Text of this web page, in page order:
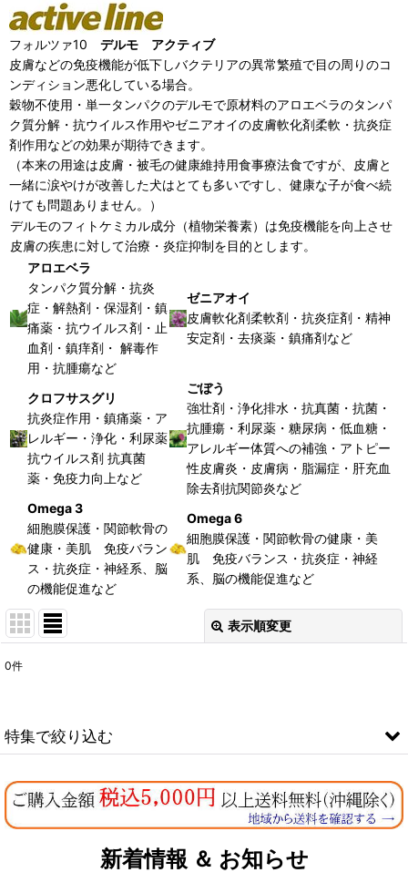
フォルツァ10 デルモ アクティブ
皮膚などの免疫機能が低下しバクテリアの異常繁殖で目の周りのコ
ンディション悪化している場合。
穀物不使用・単一タンパクのデルモで原材料のアロエベラのタンパ
ク質分解・抗ウイルス作用やゼニアオイの皮膚軟化剤柔軟・抗炎症
剤作用などの効果が期待できます。
（本来の用途は皮膚・被毛の健康維持用食事療法食ですが、皮膚と
一緒に涙やけが改善した犬はとても多いですし、健康な子が食べ続
けても問題ありません。）
デルモのフィトケミカル成分（植物栄養素）は免疫機能を向上させ
皮膚の疾患に対して治療・炎症抑制を目的とします。
アロエベラ
タンパク質分解・抗炎
症・解熱剤・保湿剤・鎮
痛薬・抗ウイルス剤・止
血剤・鎮痒剤・ 解毒作
用・抗腫瘍など
ゼニアオイ
皮膚軟化剤柔軟剤・抗炎症剤・精神
安定剤・去痰薬・鎮痛剤など
クロフサスグリ
抗炎症作用・鎮痛薬・ア
レルギー・浄化・利尿薬
抗ウイルス剤 抗真菌
薬・免疫力向上など
ごぼう
強壮剤・浄化排水・抗真菌・抗菌・
抗腫瘍・利尿薬・糖尿病・低血糖・
アレルギー体質への補強・アトピー
性皮膚炎・皮膚病・脂漏症・肝充血
除去剤抗関節炎など
Omega 3
細胞膜保護・関節軟骨の
健康・美肌 免疫バラン
ス・抗炎症・神経系、脳
の機能促進など
Omega 6
細胞膜保護・関節軟骨の健康・美
肌 免疫バランス・抗炎症・神経
系、脳の機能促進など
表示順変更
絞り込む
0件
特集で絞り込む
なちゅのオリジナルセット
お試しドライフード少量パック犬用
新着情報 ＆ お知らせ